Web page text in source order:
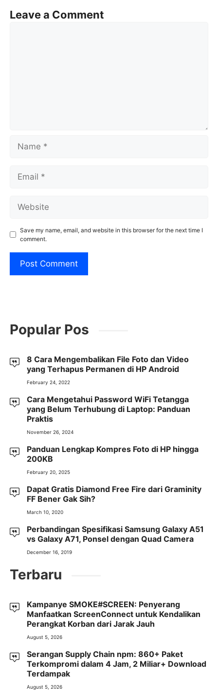
Leave a Comment
Save my name, email, and website in this browser for the next time I
comment.
Popular Pos
8 Cara Mengembalikan File Foto dan Video
yang Terhapus Permanen di HP Android
February 24, 2022
Cara Mengetahui Password WiFi Tetangga
yang Belum Terhubung di Laptop: Panduan
Praktis
November 26, 2024
Panduan Lengkap Kompres Foto di HP hingga
200KB
February 20, 2025
Dapat Gratis Diamond Free Fire dari Graminity
FF Bener Gak Sih?
March 10, 2020
Perbandingan Spesifikasi Samsung Galaxy A51
vs Galaxy A71, Ponsel dengan Quad Camera
December 16, 2019
Terbaru
Kampanye SMOKE#SCREEN: Penyerang
Manfaatkan ScreenConnect untuk Kendalikan
Perangkat Korban dari Jarak Jauh
August 5, 2026
Serangan Supply Chain npm: 860+ Paket
Terkompromi dalam 4 Jam, 2 Miliar+ Download
Terdampak
August 5, 2026